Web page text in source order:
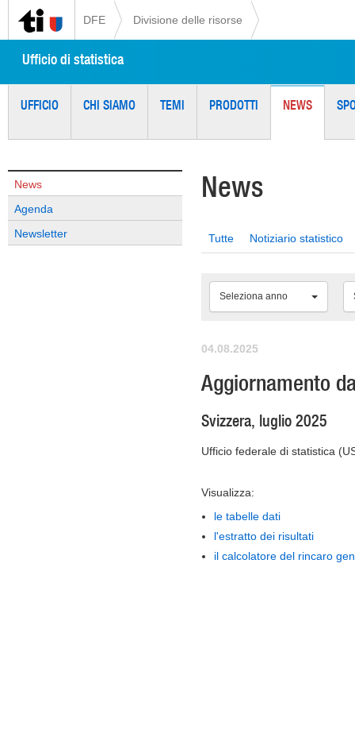
DFE Divisione delle risorse
Ufficio di statistica
UFFICIO CHI SIAMO TEMI PRODOTTI NEWS
News
Agenda
Newsletter
News
Tutte Notiziario statistico
Seleziona anno
04.08.2025
Aggiornamento
Svizzera, luglio 2025
Ufficio federale di statistica
Visualizza:
le tabelle dati
l'estratto dei risultati
il calcolatore del rincaro